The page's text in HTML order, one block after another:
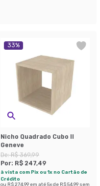
33%
Nicho Quadrado Cubo II
Geneve
De:R$ 369,99
Por: R$ 247,49
à vista com Pix ou 1x no Cartão de
Crédito
ou R$ 274,99 em até5x de R$ 54,99 sem